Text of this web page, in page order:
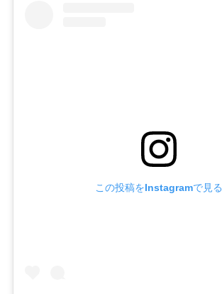
この投稿をInstagramで見る